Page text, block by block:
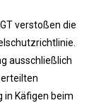
verstoßen die
ausschließlich
in Käfigen beim